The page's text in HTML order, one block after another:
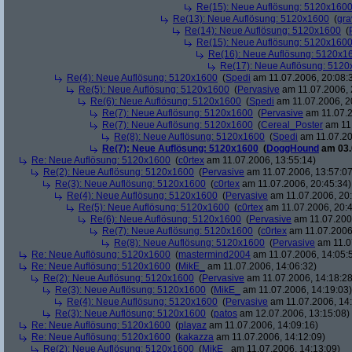
Re(15): Neue Auflösung: 5120x1600
Re(13): Neue Auflösung: 5120x1600 (
Re(14): Neue Auflösung: 5120x1600 (
Re(15): Neue Auflösung: 5120x1600
Re(16): Neue Auflösung:
Re(17): Neue Auflösung:
Re(4): Neue Auflösung: 5120x1600 (Spedi am 11.07.2006,
Re(5): Neue Auflösung: 5120x1600 (Pervasive am 11.07.2006,
Re(6): Neue Auflösung: 5120x1600 (Spedi am 11.07.2006,
Re(7): Neue Auflösung: 5120x1600 (Pervasive am
Re(7): Neue Auflösung: 5120x1600 (Cereal_Poster am
Re(8): Neue Auflösung: 5120x1600 (Spedi am
Re(7): Neue Auflösung: 5120x1600 (DoggHound am
Re: Neue Auflösung: 5120x1600 (c0rtex am 11.07.2006, 13:55:14)
Re(2): Neue Auflösung: 5120x1600 (Pervasive am 11.07.2006,
Re(3): Neue Auflösung: 5120x1600 (c0rtex am 11.07.2006, 20:45:34)
Re(4): Neue Auflösung: 5120x1600 (Pervasive am 11.07.2006,
Re(5): Neue Auflösung: 5120x1600 (c0rtex am 11.07.2006,
Re(6): Neue Auflösung: 5120x1600 (Pervasive am
Re(7): Neue Auflösung: 5120x1600 (c0rtex am
Re(8): Neue Auflösung: 5120x1600 (Pervasive am
Re: Neue Auflösung: 5120x1600 (mastermind2004 am 11.07.2006,
Re: Neue Auflösung: 5120x1600 (MikE_
am 11.07.2006, 14:06:32)
Re(2): Neue Auflösung: 5120x1600 (Pervasive am 11.07.2006,
Re(3): Neue Auflösung: 5120x1600 (MikE_
am 11.07.2006, 14:19:03)
Re(4): Neue Auflösung: 5120x1600 (Pervasive am 11.07.2006,
Re(3): Neue Auflösung: 5120x1600 (patos am 12.07.2006, 13:15:08)
Re: Neue Auflösung: 5120x1600 (playaz am 11.07.2006, 14:09:16)
Re: Neue Auflösung: 5120x1600 (kakazza am 11.07.2006, 14:12:09)
Re(2): Neue Auflösung: 5120x1600 (MikE_ am 11.07.2006, 14:13:09)